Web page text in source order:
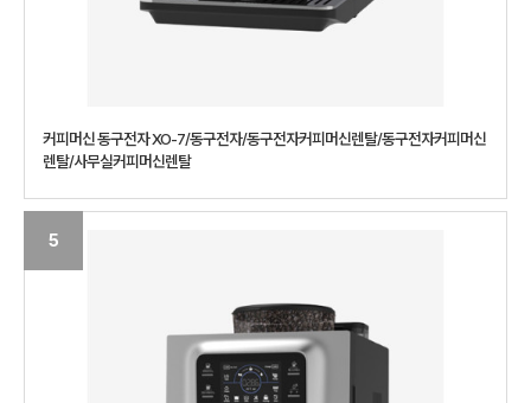
커피머신 동구전자 XO-7/동구전자/동구전자커피머신렌탈/동구전자커피머신
렌탈/사무실커피머신렌탈
5